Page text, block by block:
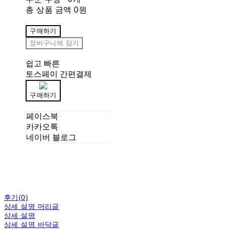
총 상품 금액 0원
구매하기
장바구니에 담기
쉽고 빠른
토스페이 간편결제
구매하기
페이스북
카카오톡
네이버 블로그
후기(0)
상세 설명 머리글
상세 설명
상세 설명 바닥글